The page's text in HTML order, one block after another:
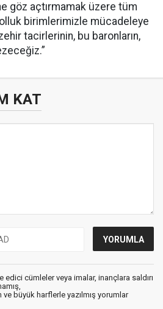
göz açtırmamak üzere tüm
birimlerimizle mücadeleye
tacirlerinin, bu baronların,
KAT
edici cümleler veya imalar, inançlara saldırı
büyük harflerle yazılmış yorumlar